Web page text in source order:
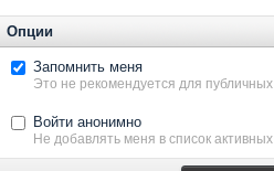
Опции
Запомнить меня
Это не рекомендуется для
Войти анонимно
Не добавлять меня в список